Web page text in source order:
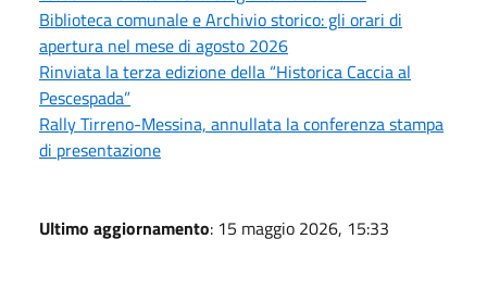
Biblioteca comunale e Archivio storico: gli orari di
apertura nel mese di agosto 2026
Rinviata la terza edizione della “Historica Caccia al
Pescespada”
Rally Tirreno-Messina, annullata la conferenza stampa
di presentazione
Ultimo aggiornamento: 15 maggio 2026, 15:33